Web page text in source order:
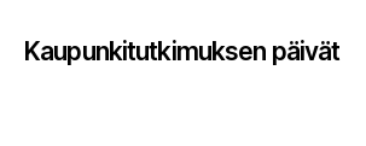
Kaupunkitutkimuksen päivät